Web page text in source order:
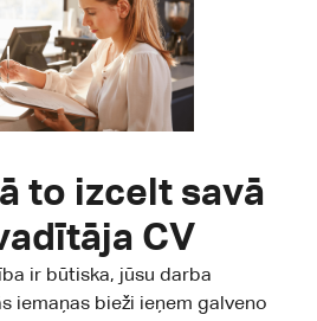
to izcelt savā
CV
ir būtiska, jūsu darba
iemaņas bieži ieņem galveno